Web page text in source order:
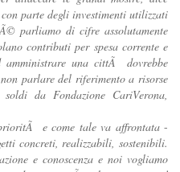
parte degli investimenti utilizzati
parliamo di cifre assolutamente
contributi per spesa corrente e
una cittÃ dovrebbe
parlare del riferimento a risorse
da Fondazione CariVerona,
e come tale va affrontata-
concreti, realizzabili, sostenibili.
e conoscenza e noi vogliamo